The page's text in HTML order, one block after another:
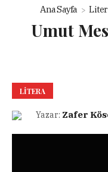
Ana Sayfa
Umut
LITERA
Yazar: Zafer